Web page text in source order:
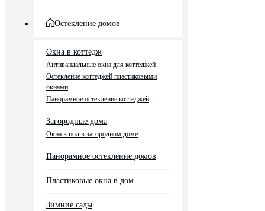
Остекление домов
Окна в коттедж
Антивандальные окна для коттеджей
Остекление коттеджей пластиковыми
окнами
Панорамное остекление коттеджей
Загородные дома
Окна в пол в загородном доме
Панорамное остекление домов
Пластиковые окна в дом
Зимние сады